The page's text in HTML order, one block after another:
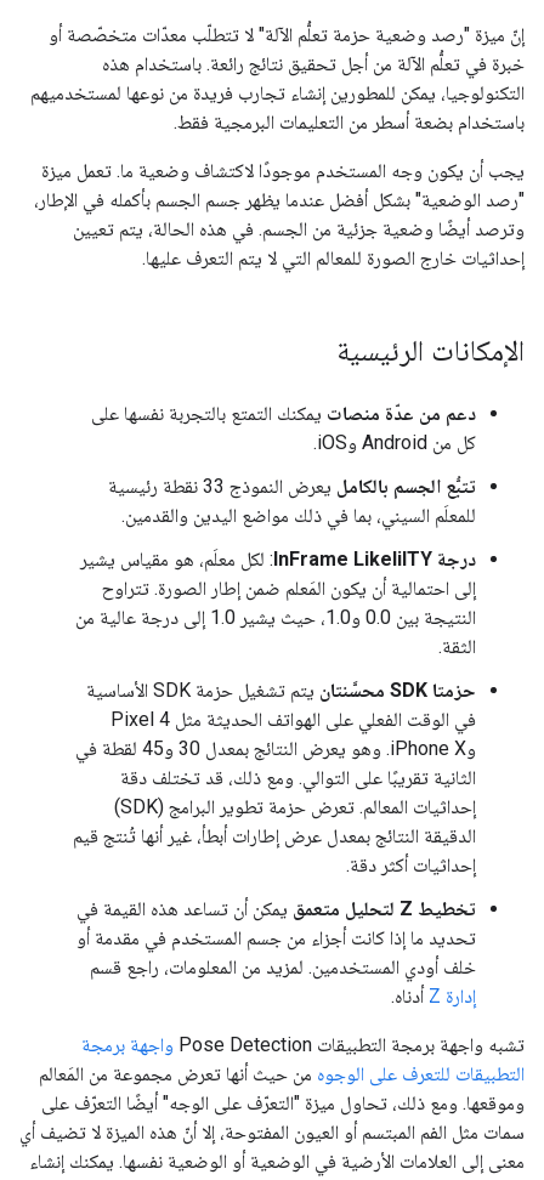
إنّ ميزة "رصد وضعية حزمة تعلُّم الآلة" لا تتطلّب معدّات متخصّصة أو
خبرة في تعلُّم الآلة من أجل تحقيق نتائج رائعة. باستخدام هذه
التكنولوجيا، يمكن للمطورين إنشاء تجارب فريدة من نوعها لمستخدميهم
باستخدام بضعة أسطر من التعليمات البرمجية فقط.
يجب أن يكون وجه المستخدم موجودًا لاكتشاف وضعية ما. تعمل ميزة
"رصد الوضعية" بشكل أفضل عندما يظهر جسم الجسم بأكمله في الإطار،
وترصد أيضًا وضعية جزئية من الجسم. في هذه الحالة، يتم تعيين
إحداثيات خارج الصورة للمعالم التي لا يتم التعرف عليها.
الإمكانات الرئيسية
دعم من عدّة منصات يمكنك التمتع بالتجربة نفسها على
كل من Android وiOS.
تتبُّع الجسم بالكامل
يعرض النموذج 33 نقطة رئيسية
للمعلَم السيني، بما في ذلك مواضع اليدين والقدمين.
درجة InFrame LikeliITY
: لكل معلَم، هو مقياس يشير
إلى احتمالية أن يكون المَعلم ضمن إطار الصورة. تتراوح
النتيجة بين 0.0 و1.0، حيث يشير 1.0 إلى درجة عالية من
الثقة.
حزمتا SDK محسَّنتان
يتم تشغيل حزمة SDK الأساسية
في الوقت الفعلي على الهواتف الحديثة مثل Pixel 4
وiPhone X. وهو يعرض النتائج بمعدل 30 و45 لقطة في
الثانية تقريبًا على التوالي. ومع ذلك، قد تختلف دقة
إحداثيات المعالم. تعرض حزمة تطوير البرامج (SDK)
الدقيقة النتائج بمعدل عرض إطارات أبطأ، غير أنها تُنتج قيم
إحداثيات أكثر دقة.
تخطيط Z لتحليل متعمق
يمكن أن تساعد هذه القيمة في
تحديد ما إذا كانت أجزاء من جسم المستخدم في مقدمة أو
خلف أودي المستخدمين. لمزيد من المعلومات، راجع قسم
إدارة Z
أدناه.
تشبه واجهة برمجة التطبيقات Pose Detection
واجهة برمجة
التطبيقات للتعرف على الوجوه من حيث أنها تعرض مجموعة من المَعالم
وموقعها. ومع ذلك، تحاول ميزة "التعرّف على الوجه" أيضًا التعرّف على
سمات مثل الفم المبتسم أو العيون المفتوحة، إلا أنّ هذه الميزة لا تضيف أي
معنى إلى العلامات الأرضية في الوضعية أو الوضعية نفسها. يمكنك إنشاء